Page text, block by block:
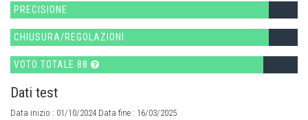
PRECISIONE
CHIUSURA/REGOLAZIONI
VOTO TOTALE 88
Dati test
Data inizio : 01/10/2024 Data fine : 16/03/2025